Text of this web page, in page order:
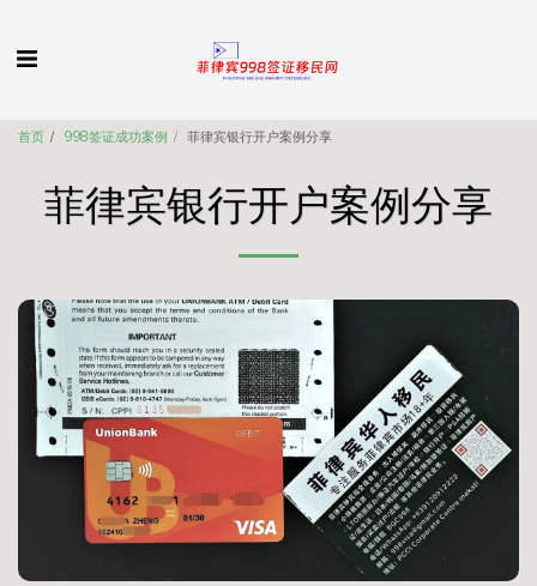
首页 998签证成功案例 菲律宾银行开户案例分享
菲律宾银行开户案例分享